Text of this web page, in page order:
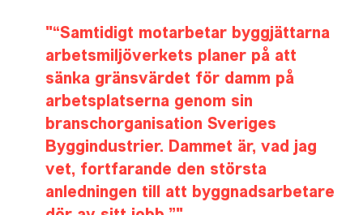
“Samtidigt motarbetar byggjättarna
arbetsmiljöverkets planer på att
sänka gränsvärdet för damm på
arbetsplatserna genom sin
branschorganisation Sveriges
Byggindustrier. Dammet är, vad jag
vet, fortfarande den största
anledningen till att byggnadsarbetare